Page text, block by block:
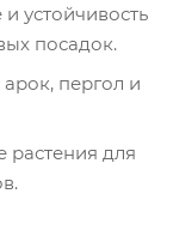
устойчивость
посадок.
пергол и
растения для